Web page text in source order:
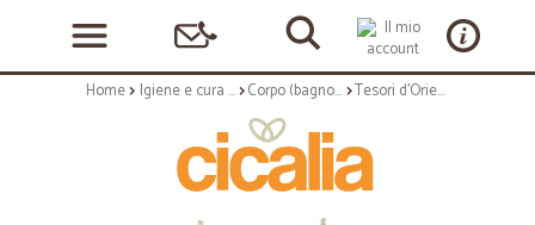
Home Igiene e cura personale Corpo (bagnoschiuma, crema corpo) Tesori d'Oriente doccia al te verde ml.250